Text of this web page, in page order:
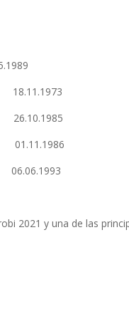
2021 y una de las